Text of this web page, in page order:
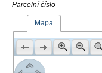
Parcelní číslo
Mapa